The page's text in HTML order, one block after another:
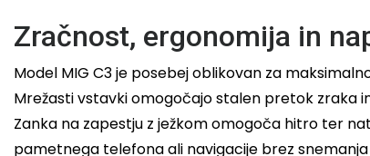
Zračnost, ergonomija in
Model MIG C3 je posebej oblikovan za
Mrežasti vstavki omogočajo stalen pretok zraka
Zanka na zapestju z ježkom omogoča hitro ter
pametnega telefona ali navigacije brez